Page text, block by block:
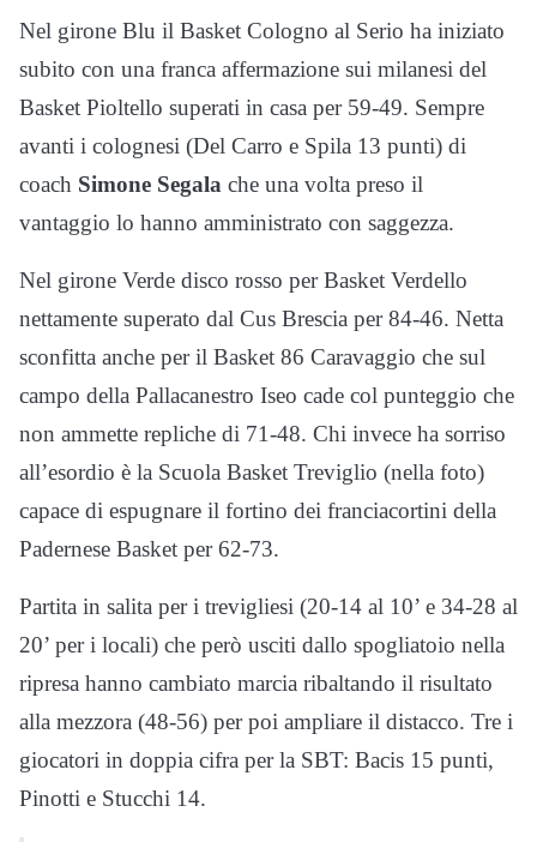
Nel girone Blu il Basket Cologno al Serio ha iniziato
subito con una franca affermazione sui milanesi del
Basket Pioltello superati in casa per 59-49. Sempre
avanti i colognesi (Del Carro e Spila 13 punti) di
coach Simone Segala che una volta preso il
vantaggio lo hanno amministrato con saggezza.
Nel girone Verde disco rosso per Basket Verdello
nettamente superato dal Cus Brescia per 84-46. Netta
sconfitta anche per il Basket 86 Caravaggio che sul
campo della Pallacanestro Iseo cade col punteggio che
non ammette repliche di 71-48. Chi invece ha sorriso
all’esordio è la Scuola Basket Treviglio (nella foto)
capace di espugnare il fortino dei franciacortini della
Padernese Basket per 62-73.
Partita in salita per i trevigliesi (20-14 al 10’ e 34-28 al
20’ per i locali) che però usciti dallo spogliatoio nella
ripresa hanno cambiato marcia ribaltando il risultato
alla mezzora (48-56) per poi ampliare il distacco. Tre i
giocatori in doppia cifra per la SBT: Bacis 15 punti,
Pinotti e Stucchi 14.